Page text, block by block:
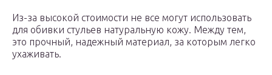
Из-за высокой стоимости не все могут использовать
для обивки стульев натуральную кожу. Между тем,
это прочный, надежный материал, за которым легко
ухаживать.